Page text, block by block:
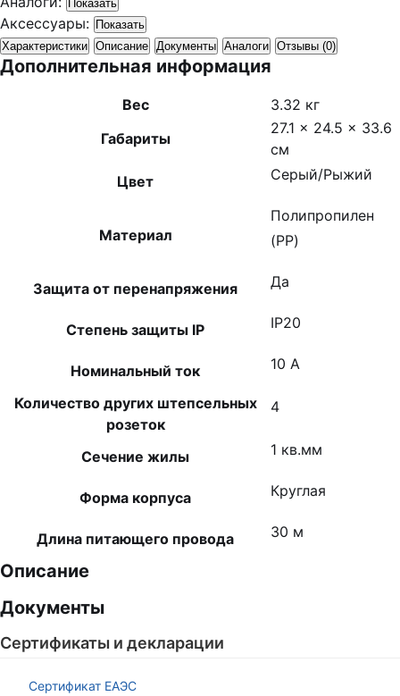
Показать
Аксессуары: Показать
Характеристики Описание Документы Аналоги Отзывы (0)
Дополнительная информация
Вес
3.32 кг
Габариты
27.1 × 24.5 × 33.6
см
Цвет
Серый/Рыжий
Материал
Полипропилен
(PP)
Защита от перенапряжения Да
Степень защиты IP IP20
Номинальный ток 10 А
Количество других штепсельных
розеток
4
Сечение жилы 1 кв.мм
Форма корпуса Круглая
Длина питающего провода 30 м
Описание
Документы
Сертификаты и декларации
Сертификат ЕАЭС